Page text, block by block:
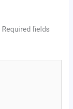
Required fields